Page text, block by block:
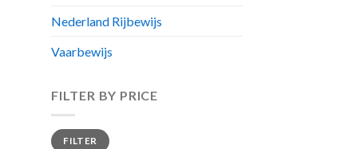
Nederland Rijbewijs
Vaarbewijs
FILTER BY PRICE
Min
price
Max
priceFILTER